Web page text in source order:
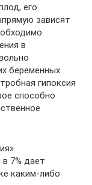
его
зависят
в
беременных
гипоксия
способно
7% дает
каким-либо